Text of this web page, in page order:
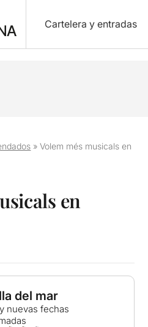
Cartelera y entradas
»Volem més musicals en
en
del mar
nuevas fechas